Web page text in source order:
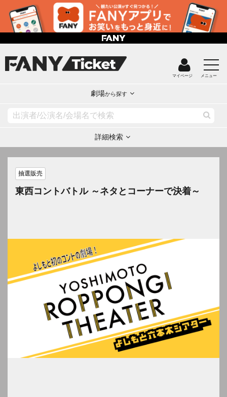
マイページ メニュー
劇場から探す
詳細検索
抽選販売
東西コントバトル ～ネタとコーナーで決着～